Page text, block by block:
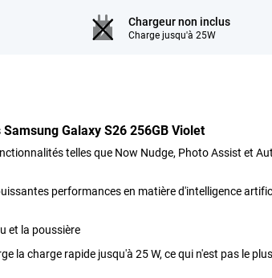
Chargeur non inclus
Charge jusqu'à 25W
Galaxy S26 256GB Violet
telles que Now Nudge, Photo Assist et
performances en matière d'intelligence
et la poussière
la charge rapide jusqu'à 25 W, ce qui n'est pas le